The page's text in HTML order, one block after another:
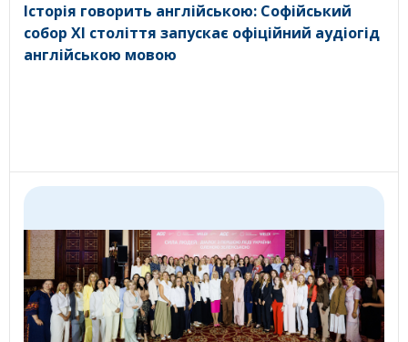
Історія говорить англійською: Софійський
собор XI століття запускає офіційний аудіогід
англійською мовою